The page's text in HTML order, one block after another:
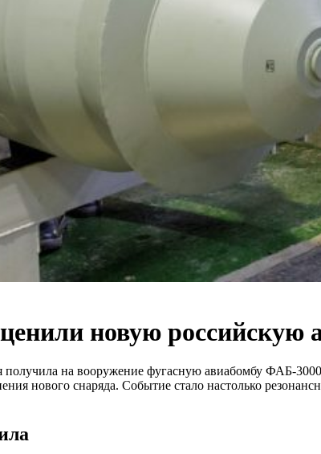
новую российскую
получила на вооружение фугасную авиабомбу ФАБ-
нового снаряда. Событие стало настолько